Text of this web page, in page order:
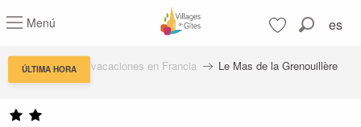
au
principal
ÚLTIMA HORA
Menú es
Residencias de vacaciones en Francia Le Mas de la Grenouillère